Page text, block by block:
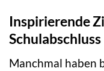
Inspirierende
Schulabschluss
Manchmal haben